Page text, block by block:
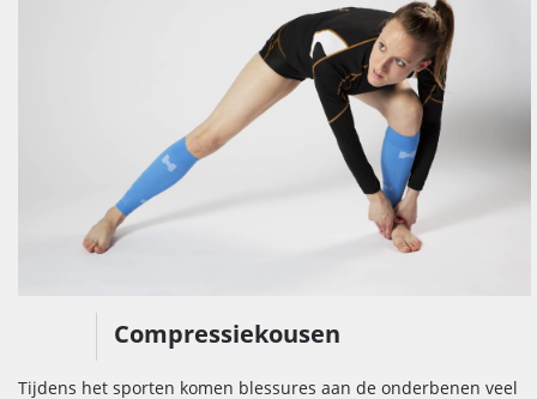
Compressiekousen
Tijdens het sporten komen blessures aan de onderbenen veel